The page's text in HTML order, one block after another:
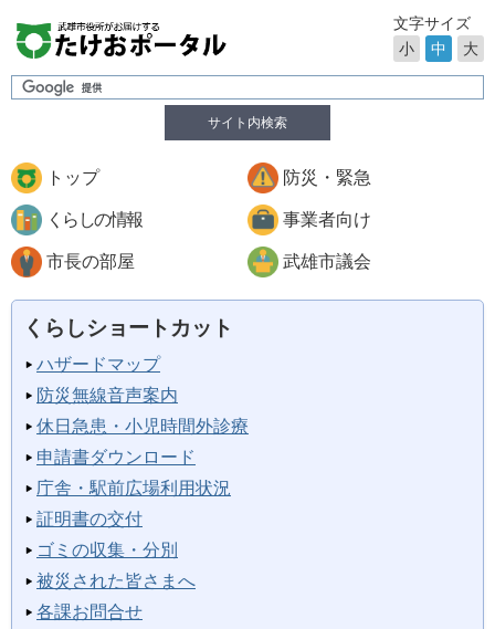
サイト内検索
文字サイズ
小
中 大
トップ 防災・緊急
くらしの情報 事業者向け
市長の部屋 武雄市議会
くらしショートカット
ハザードマップ
防災無線音声案内
休日急患・小児時間外診療
申請書ダウンロード
庁舎・駅前広場利用状況
証明書の交付
ゴミの収集・分別
被災された皆さまへ
各課お問合せ